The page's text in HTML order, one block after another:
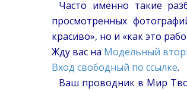
⠀Часто именно такие
просмотренных
красиво», но и «как это
Жду вас на Модельный
Вход свободный по ссылке.
⠀Ваш проводник в Мир